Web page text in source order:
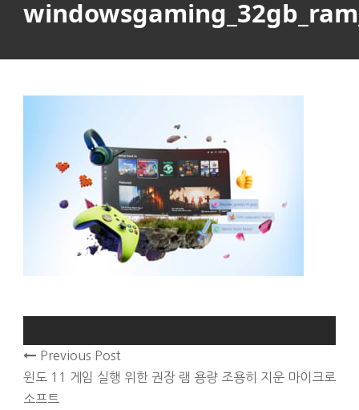
Previous Post
윈도 11 게임 실행 위한 권장 램 용량 조용히 지운 마이크로
소프트